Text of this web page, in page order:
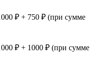
₽ + 750 ₽ (при сумме
₽ + 1000 ₽ (при сумме